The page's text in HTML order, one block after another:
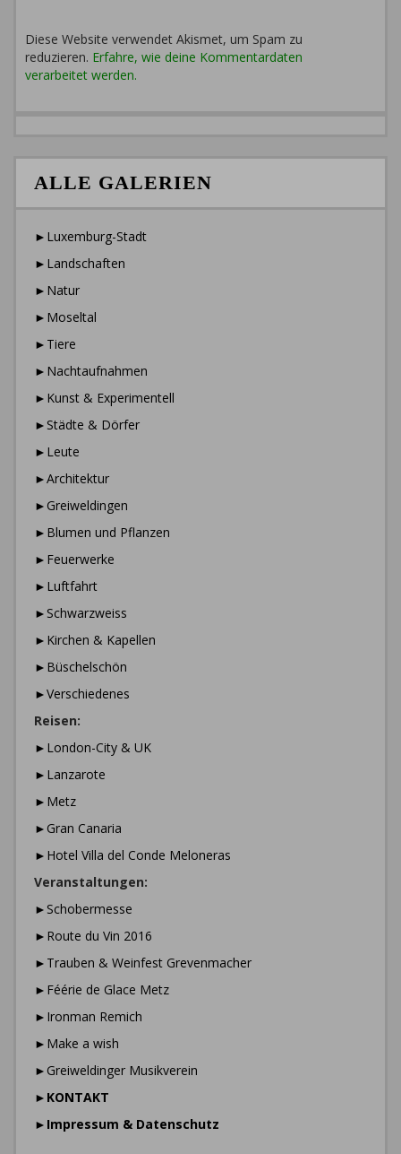
Diese Website verwendet Akismet, um Spam zu
reduzieren. Erfahre, wie deine Kommentardaten
verarbeitet werden.
ALLE GALERIEN
►Luxemburg-Stadt
►Landschaften
►Natur
►Moseltal
►Tiere
►Nachtaufnahmen
►Kunst & Experimentell
►Städte & Dörfer
►Leute
►Architektur
►Greiweldingen
►Blumen und Pflanzen
►Feuerwerke
►Luftfahrt
►Schwarzweiss
►Kirchen & Kapellen
►Büschelschön
►Verschiedenes
Reisen:
►London-City & UK
►Lanzarote
►Metz
►Gran Canaria
►Hotel Villa del Conde Meloneras
Veranstaltungen:
►Schobermesse
►Route du Vin 2016
►Trauben & Weinfest Grevenmacher
►Féérie de Glace Metz
►Ironman Remich
►Make a wish
►Greiweldinger Musikverein
► KONTAKT
► Impressum & Datenschutz